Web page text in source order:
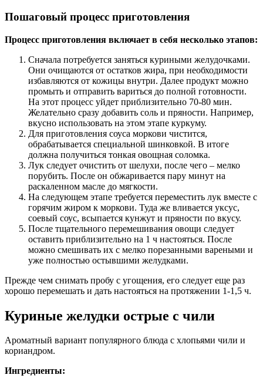
Пошаговый процесс приготовления
Процесс приготовления включает в себя несколько этапов:
Сначала потребуется заняться куриными желудочками.
Они очищаются от остатков жира, при необходимости
избавляются от кожицы внутри. Далее продукт можно
промыть и отправить вариться до полной готовности.
На этот процесс уйдет приблизительно 70-80 мин.
Желательно сразу добавить соль и пряности. Например,
вкусно использовать на этом этапе куркуму.
Для приготовления соуса моркови чистится,
обрабатывается специальной шинковкой. В итоге
должна получиться тонкая овощная соломка.
Лук следует очистить от шелухи, после чего – мелко
порубить. После он обжаривается пару минут на
раскаленном масле до мягкости.
На следующем этапе требуется переместить лук вместе с
горячим жиром к моркови. Туда же вливается уксус,
соевый соус, всыпается кунжут и пряности по вкусу.
После тщательного перемешивания овощи следует
оставить приблизительно на 1 ч настояться. После
можно смешивать их с мелко порезанными вареными и
уже полностью остывшими желудками.
Прежде чем снимать пробу с угощения, его следует еще раз
хорошо перемешать и дать настояться на протяжении 1-1,5 ч.
Куриные желудки острые с чили
Ароматный вариант популярного блюда с хлопьями чили и
кориандром.
Ингредиенты: